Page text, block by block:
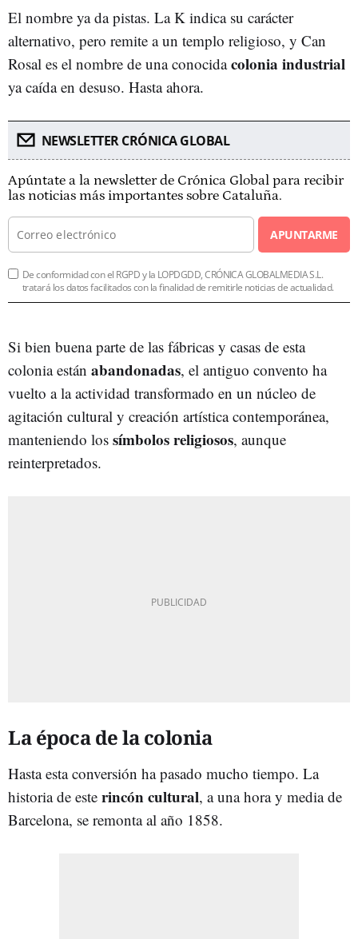
El nombre ya da pistas. La K indica su carácter
alternativo, pero remite a un templo religioso, y Can
Rosal es el nombre de una conocidacolonia industrial
ya caída en desuso. Hasta ahora.
NEWSLETTER CRÓNICA GLOBAL
Apúntate a la newsletter de Crónica Global para recibir
las noticias más importantes sobre Cataluña.
APUNTARME
De conformidad con el RGPD y la LOPDGDD, CRÓNICA GLOBALMEDIA S.L.
tratará los datos facilitados con la finalidad de remitirle noticias de actualidad.
Si bien buena parte de las fábricas y casas de esta
colonia están abandonadas, el antiguo convento ha
vuelto a la actividad transformado en un núcleo de
agitación cultural y creación artística contemporánea,
manteniendo los símbolos religiosos, aunque
reinterpretados.
La época de la colonia
Hasta esta conversión ha pasado mucho tiempo. La
historia de este rincón cultural, a una hora y media de
Barcelona, se remonta al año 1858.